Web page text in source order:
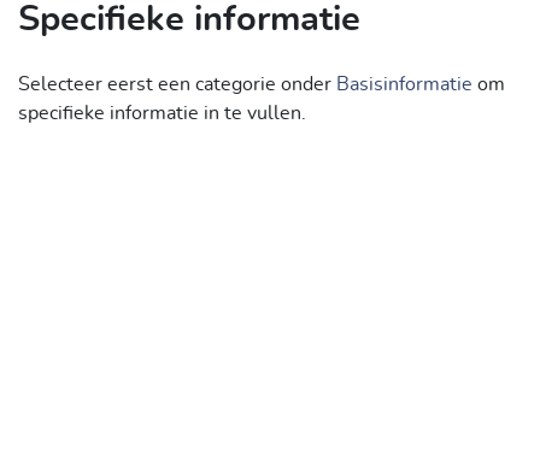
Specifieke informatie
Selecteer eerst een categorie onder Basisinformatie om
specifieke informatie in te vullen.